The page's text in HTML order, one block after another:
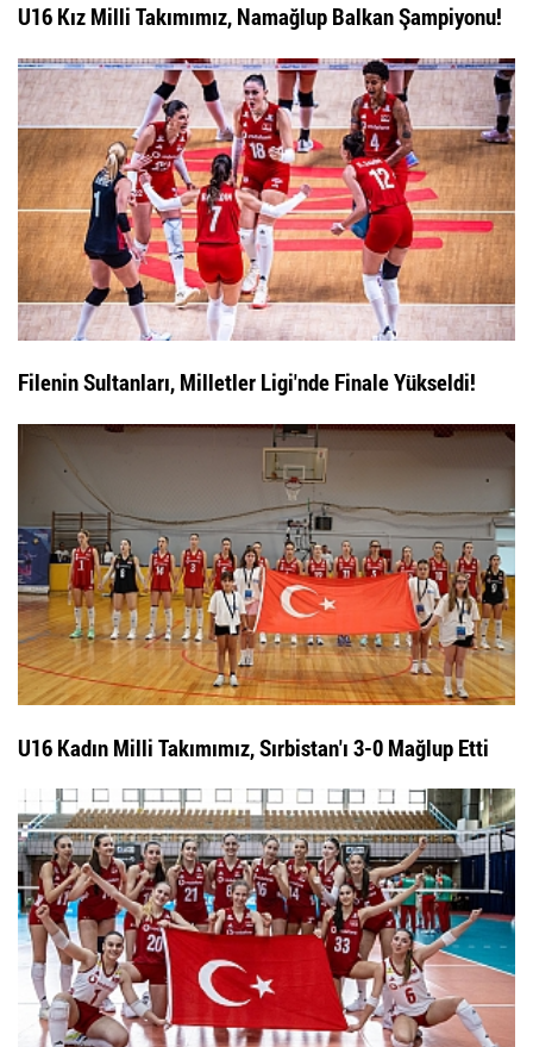
U16 Kız Milli Takımımız, Namağlup Balkan Şampiyonu!
Filenin Sultanları, Milletler Ligi'nde Finale Yükseldi!
U16 Kadın Milli Takımımız, Sırbistan'ı 3-0 Mağlup Etti